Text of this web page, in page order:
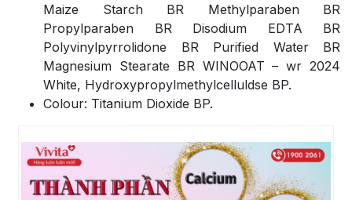
Maize Starch BR Methylparaben BR
Propylparaben BR Disodium EDTA BR
Polyvinylpyrrolidone BR Purified Water BR
Magnesium Stearate BR WINOOAT – wr 2024
White, Hydroxypropylmethylcelluldse BP.
Colour: Titanium Dioxide BP.